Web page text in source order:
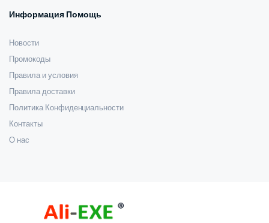
Информация Помощь
Новости
Промокоды
Правила и условия
Правила доставки
Политика Конфиденциальности
Контакты
О нас